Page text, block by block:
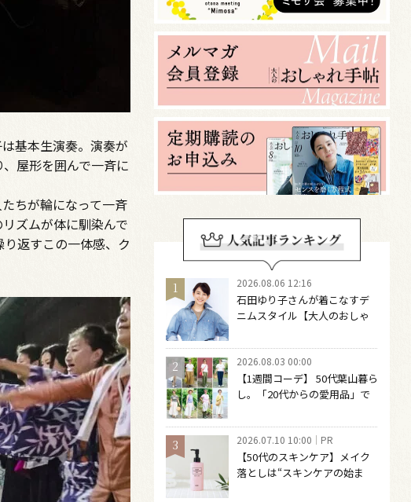
基本生演奏。演奏が
屋形を囲んで一斉に
ちが輪になって一斉
ズムが体に馴染んで
返すこの一体感、ク
2026.08.06 12:16
石田ゆり子さんが着こなすデ
ニムスタイル【大人のおしゃ
どファッションは自由になる
2026.08.03 00:00
【1週間コーデ】 50代葉山暮ら
し。「20代からの愛用品」で
～ 桐野恵美さん #022 Emi
Kirino～
2026.07.10 10:00 PR
【50代のスキンケア】メイク
落としは“スキンケアの始ま